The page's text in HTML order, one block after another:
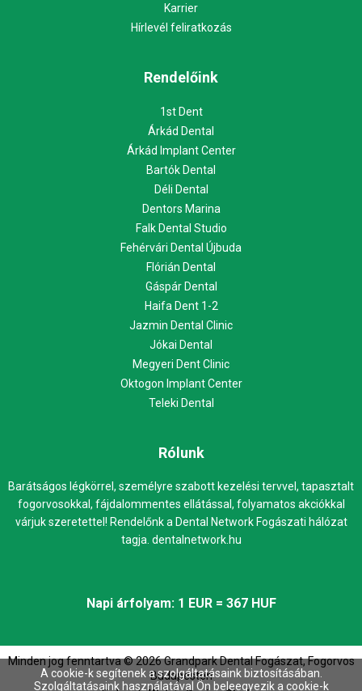
A cookie-k segítenek a szolgáltatásaink biztosításában.
Szolgáltatásaink használatával Ön beleegyezik a cookie-k
Karrier
Hírlevél feliratkozás
Rendelőink
1st Dent
Árkád Dental
Árkád Implant Center
Bartók Dental
Déli Dental
Dentors Marina
Falk Dental Studio
Fehérvári Dental Újbuda
Flórián Dental
Gáspár Dental
Haifa Dent 1-2
Jazmin Dental Clinic
Jókai Dental
Megyeri Dent Clinic
Oktogon Implant Center
Teleki Dental
Rólunk
Barátságos légkörrel, személyre szabott kezelési tervvel, tapasztalt
fogorvosokkal, fájdalommentes ellátással, folyamatos akciókkal
várjuk szeretettel! Rendelőnk a Dental Network Fogászati hálózat
tagja. dentalnetwork.hu
Napi árfolyam: 1 EUR = 367 HUF
Minden jog fenntartva ©2026Grandpark Dental Fogászat, Fogorvos
Budapesten